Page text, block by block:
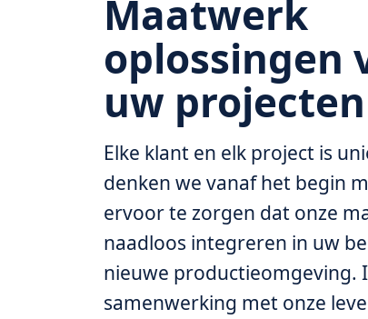
Maatwerk
oplossingen
uw projecten
Elke klant en elk project is
denken we vanaf het begin
ervoor te zorgen dat onze
naadloos integreren in uw
nieuwe productieomgeving.
samenwerking met onze